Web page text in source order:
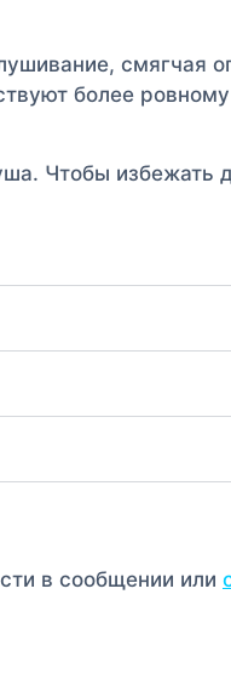
смягчая
более
Чтобы избежать
в сообщении или